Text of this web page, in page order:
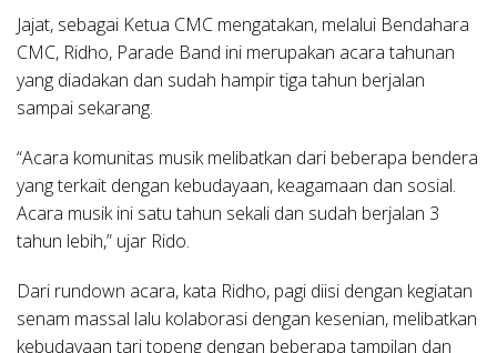
Jajat, sebagai Ketua CMC mengatakan, melalui Bendahara
CMC, Ridho, Parade Band ini merupakan acara tahunan
yang diadakan dan sudah hampir tiga tahun berjalan
sampai sekarang.
“Acara komunitas musik melibatkan dari beberapa bendera
yang terkait dengan kebudayaan, keagamaan dan sosial.
Acara musik ini satu tahun sekali dan sudah berjalan 3
tahun lebih,” ujar Rido.
Dari rundown acara, kata Ridho, pagi diisi dengan kegiatan
senam massal lalu kolaborasi dengan kesenian, melibatkan
kebudayaan tari topeng dengan beberapa tampilan dan